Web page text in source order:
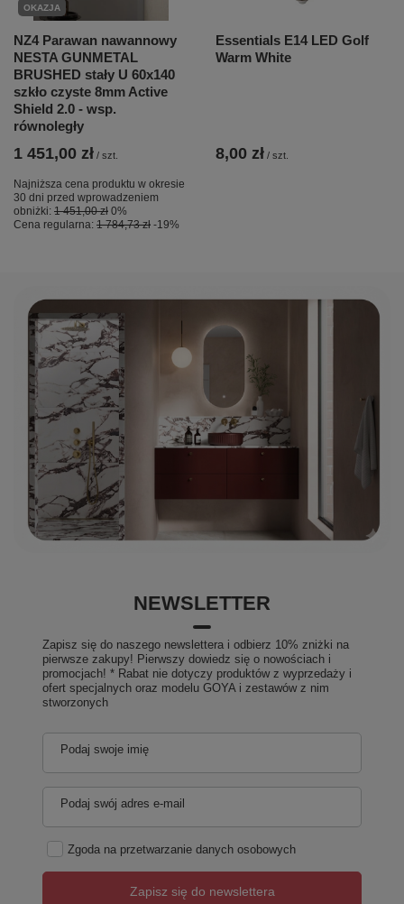
OKAZJA
NZ4 Parawan nawannowy
NESTA GUNMETAL
BRUSHED stały U 60x140
szkło czyste 8mm Active
Shield 2.0 - wsp.
równoległy
1 451,00 zł / szt.
Najniższa cena produktu w okresie
30 dni przed wprowadzeniem
obniżki: 1 451,00 zł 0%
Cena regularna: 1 784,73 zł -19%
Essentials E14 LED Golf
Warm White
8,00 zł / szt.
NEWSLETTER
Zapisz się do naszego newslettera i odbierz 10% zniżki na
pierwsze zakupy! Pierwszy dowiedz się o nowościach i
promocjach! * Rabat nie dotyczy produktów z wyprzedaży i
ofert specjalnych oraz modelu GOYA i zestawów z nim
stworzonych
Podaj swoje imię
Podaj swój adres e-mail
Zgoda na przetwarzanie danych osobowych
Zapisz się do newslettera